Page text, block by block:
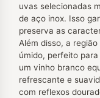
uvas selecionadas
de aço inox. Isso
preserva as
Além disso, a
úmido, perfeito
um vinho branco
refrescante e
com reflexos